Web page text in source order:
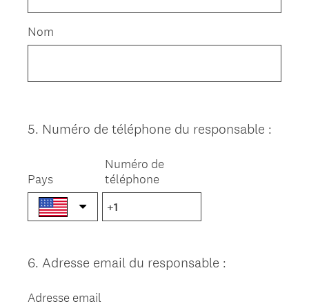
Nom
Question
5. Numéro de téléphone du responsable :
Pays
Numéro de
téléphone
Question
6. Adresse email du responsable :
Adresse email